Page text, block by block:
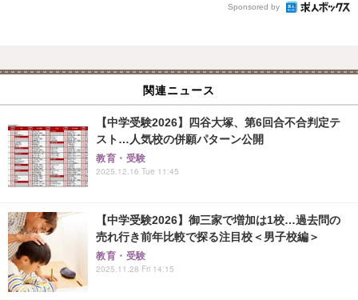
Sponsored by
関連ニュース
【中学受験2026】四谷大塚、第6回合不合判定テ
スト…人気校の併願パターン公開
教育・受験
2025.12.16 Tue 11:45
【中学受験2026】御三家で増加は1校…過去問の
売れ行き前年比較で探る注目校＜男子校編＞
教育・受験
2025.11.28 Fri 14:15